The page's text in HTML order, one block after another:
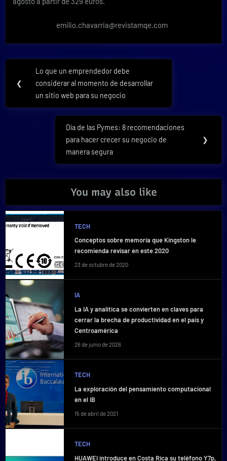
emilio.chavarria@revistamqe.com
Navegación
de
entradas
❮
Previous
Post:
Lo que un emprendedor debe
considerar al momento de desarrollar
un sitio web para su negocio
Next
Post:
Día de las Pymes: 8 recomendaciones
para hacer crecer su negocio de
manera segura
❯
You may also like
TECH
Conceptos sobre memoria que Kingston le
recomienda revisar en este 2020
23 de octubre de 2020
IA
La IA y analítica se convierten en claves para
cerrar la brecha de productividad en el país y
Centroamérica
26 de junio de 2026
TECH
La exploración del pensamiento computacional
en el IB
15 de abril de 2021
TECH
HUAWEI introduce en Costa Rica su teléfono Y7p,